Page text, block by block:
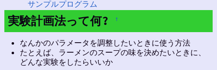
サンプルプログラム
実験計画法って何? †
なんかのパラメータを調整したいときに使う方法
たとえば、ラーメンのスープの味を決めたいときに、
どんな実験をしたらいいか